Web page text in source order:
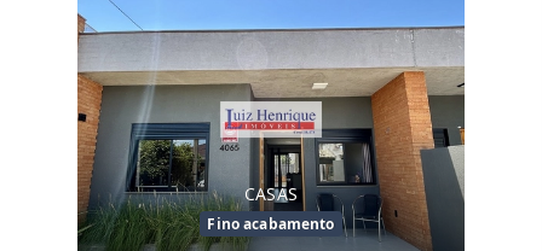
CASAS
Fino acabamento